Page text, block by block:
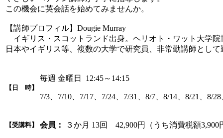
この機会に英会話を始めてみませんか。
【講師プロフィル】Dougie Murray
イギリス・スコットランド出身。ヘリオト・ワット大学
日本やイギリス等、複数の大学で研究員、非常勤講師とし
【日 時】
毎週 金曜日 12:45～14:15
7/3、7/10、7/17、7/24、7/31、8/7、8/14、8/21、8/
【受講料】 会員： ３か月 13回 42,900円（うち消費税額3,900